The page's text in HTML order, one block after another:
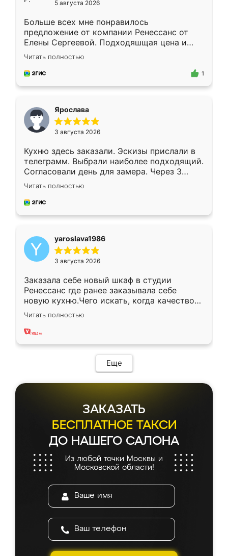
5 августа 2026
Больше всех мне понравилось
предложение от компании Ренессанс от
Елены Сергеевой. Подходяшщая цена и
короткие сроки изготовления. Приехавший
для замера сотрудник Владислав
предложил по моему эскизу самый
Читать полностью
1
Ярослава
3 августа 2026
Кухню здесь заказали. Эскизы прислали в
телеграмм. Выбрали наиболее подходящий.
Согласовали день для замера. Через 3
недели кухня была уже готова. Остались
довольны работой. Спасибо Ренессанс
мебель за качественную работу!
Читать полностью
yaroslava1986
3 августа 2026
Заказала себе новый шкаф в студии
Ренессанс где ранее заказывала себе
новую кухню.Чего искать, когда качеством
вполне довольна. Служит кухня уже почти
два года, нареканий нет.
Читать полностью
Еще
ЗАКАЗАТЬ
БЕСПЛАТНОЕ ТАКСИ
ДО НАШЕГО САЛОНА
Из любой точки Москвы и
Московской области!